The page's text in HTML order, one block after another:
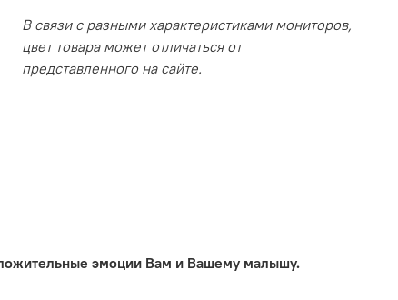
В связи с разными характеристиками мониторов,
цвет товара может отличаться от
представленного на сайте.
эмоции Вам и Вашему малышу.